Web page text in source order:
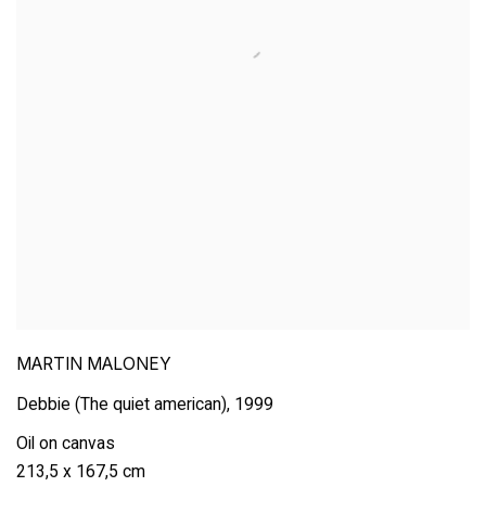
MARTIN MALONEY
Debbie (The quiet american), 1999
Oil on canvas
213,5 x 167,5 cm